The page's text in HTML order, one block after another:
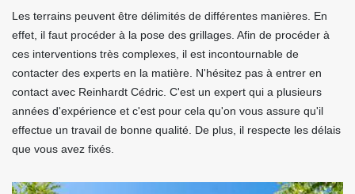
Les terrains peuvent être délimités de différentes manières. En
effet, il faut procéder à la pose des grillages. Afin de procéder à
ces interventions très complexes, il est incontournable de
contacter des experts en la matière. N'hésitez pas à entrer en
contact avec Reinhardt Cédric. C'est un expert qui a plusieurs
années d'expérience et c'est pour cela qu'on vous assure qu'il
effectue un travail de bonne qualité. De plus, il respecte les délais
que vous avez fixés.